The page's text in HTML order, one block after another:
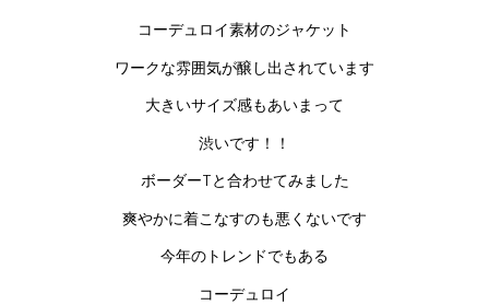
コーデュロイ素材のジャケット
ワークな雰囲気が醸し出されています
大きいサイズ感もあいまって
渋いです！！
ボーダーTと合わせてみました
爽やかに着こなすのも悪くないです
今年のトレンドでもある
コーデュロイ